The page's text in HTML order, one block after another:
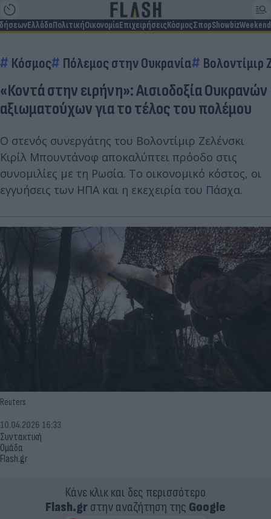
ΕλλάδαΠολιτικήΟικονομίαΕπιχειρήσειςΚόσμοςΣπορShowbizWeekend
Κόσμος Πόλεμος στην Ουκρανία Βολοντίμιρ
«Κοντά στην ειρήνη»: Αισιοδοξία Ουκρανών
αξιωματούχων για το τέλος του πολέμου
Ο στενός συνεργάτης του Βολοντίμιρ Ζελένσκι
Κιρίλ Μπουντάνοφ αποκαλύπτει πρόοδο στις
συνομιλίες με τη Ρωσία. Το οικονομικό κόστος, οι
εγγυήσεις των ΗΠΑ και η εκεχειρία του Πάσχα.
Reuters
Συντακτική
Ομάδα
Flash.gr
10.04.2026 16:33
Κάνε κλικ και δες περισσότερο
Flash.grστην αναζήτηση της Google